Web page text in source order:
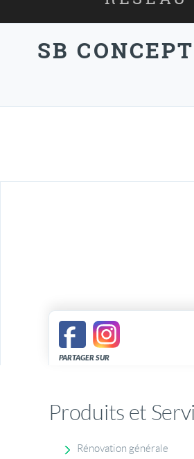
SB
PARTAGER SUR
Produits et
Rénovation générale